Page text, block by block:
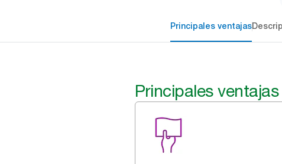
Principales ventajas
Principales ventajas